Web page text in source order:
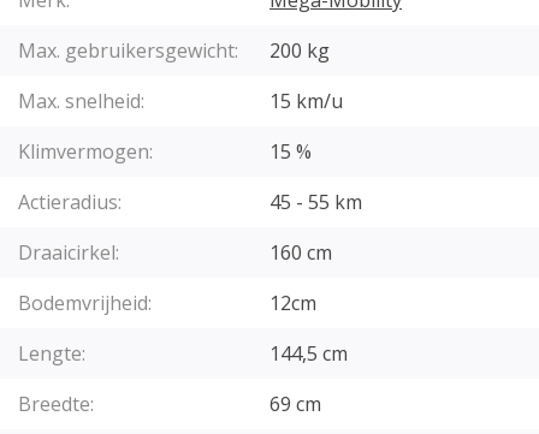
Max. gebruikersgewicht:
200 kg
Max. snelheid:
15 km/u
Klimvermogen:
15 %
Actieradius:
45 - 55 km
Draaicirkel:
160 cm
Bodemvrijheid:
12cm
Lengte:
144,5 cm
Breedte:
69 cm